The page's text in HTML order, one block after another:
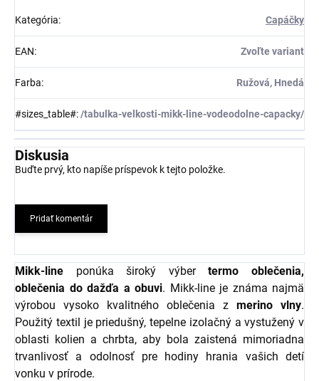
Kategória: Capáčky
EAN: Zvoľte variant
Farba: Ružová, Hnedá
#sizes_table#:/tabulka-velkosti-mikk-line-vodeodolne-capacky/
Diskusia
Buďte prvý, kto napíše príspevok k tejto položke.
Pridať komentár
Mikk-line ponúka široký výbertermo oblečenia,
oblečenia do dažďa a obuvi. Mikk-line je známa najmä
výrobou vysoko kvalitného oblečenia z merino vlny.
Použitý textil je priedušný, tepelne izolačný a vystužený v
oblasti kolien a chrbta, aby bola zaistená mimoriadna
trvanlivosť a odolnosť pre hodiny hrania vašich detí
vonku v prírode.